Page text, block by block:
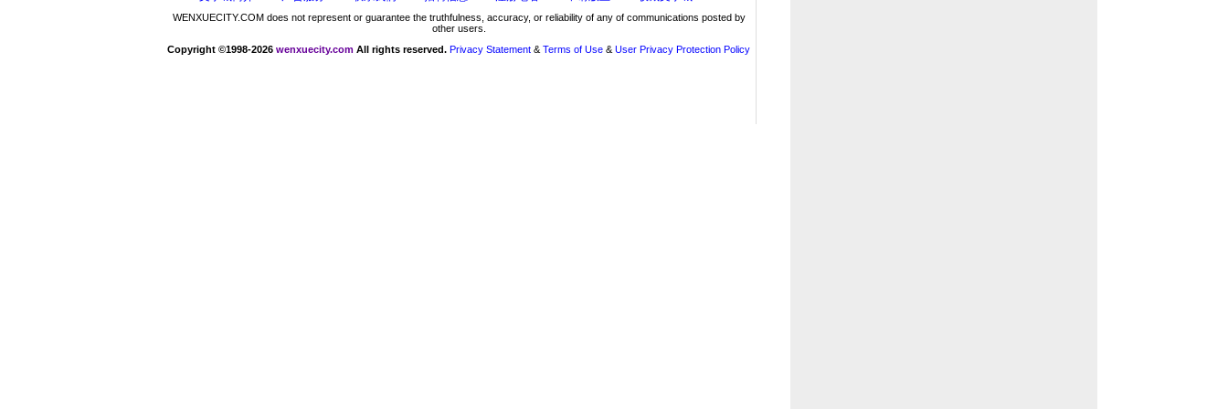
WENXUECITY.COM does not represent or guarantee the truthfulness, accuracy, or reliability of any of communications posted by
other users.
Copyright ©1998-2026 wenxuecity.com All rights reserved. Privacy Statement & Terms of Use & User Privacy Protection Policy